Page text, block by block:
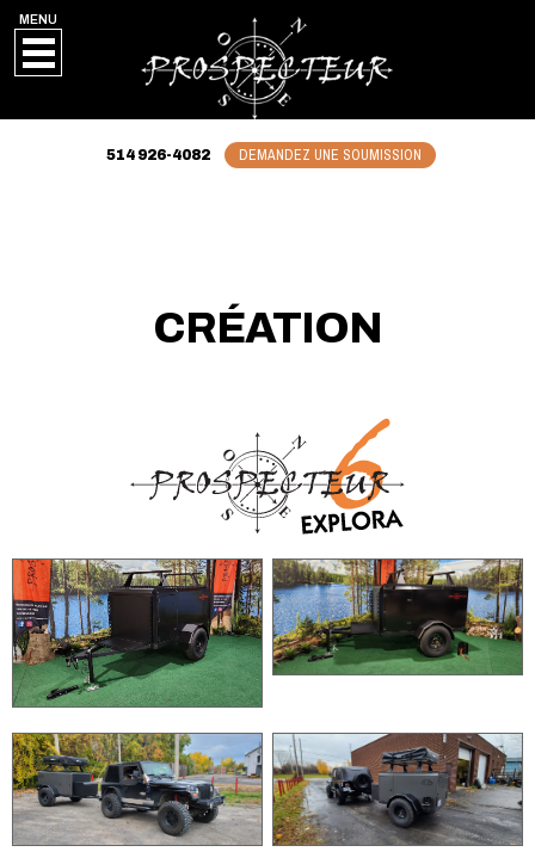
MENU
514 926-4082 DEMANDEZ UNE SOUMISSION
CRÉATION